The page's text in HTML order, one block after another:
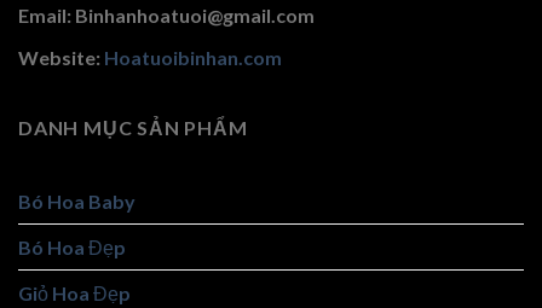
Email: Binhanhoatuoi@gmail.com
Website: Hoatuoibinhan.com
DANH MỤC SẢN PHẨM
Bó Hoa Baby
Bó Hoa Đẹp
Giỏ Hoa Đẹp